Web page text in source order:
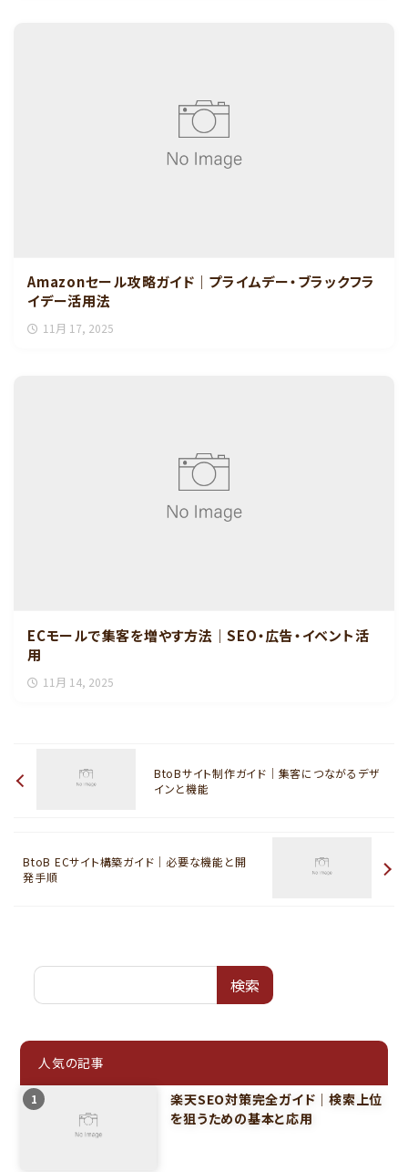
Amazonセール攻略ガイド｜プライムデー・ブラックフラ
イデー活用法
11月 17, 2025
ECモールで集客を増やす方法｜SEO・広告・イベント活
用
11月 14, 2025
BtoBサイト制作ガイド｜集客につながるデザ
インと機能
BtoB ECサイト構築ガイド｜必要な機能と開
発手順
検索
人気の記事
1
楽天SEO対策完全ガイド｜検索上位
を狙うための基本と応用